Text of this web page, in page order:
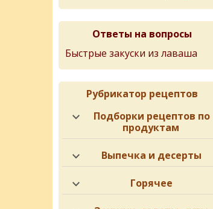
Ответы на вопросы
Быстрые закуски из лаваша
Рубрикатор рецептов
Подборки рецептов по
продуктам
Выпечка и десерты
Горячее